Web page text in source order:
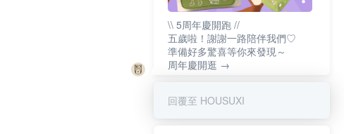
\\ 5周年慶開跑 //
五歲啦！謝謝一路陪伴我們♡
準備好多驚喜等你來發現～
周年慶開逛 →
回覆至 HOUSUXI